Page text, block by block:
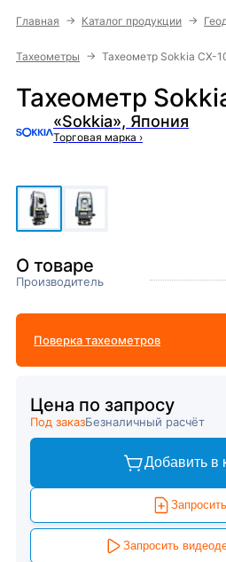
Главная → Каталог продукции →
Тахеометры → Тахеометр Sokkia CX-
Тахеометр
«Sokkia», Япония
Торговая марка ›
О товаре
Производитель
Поверка тахеометров
Цена по запросу
Под заказБезналичный расчёт
Добавить в
Запросить